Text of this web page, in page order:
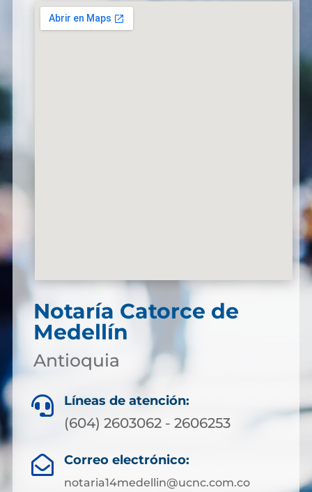
Notaría Catorce de
Medellín
Antioquia
 Líneas de atención:
(604) 2603062 - 2606253
 Correo electrónico:
notaria14medellin@ucnc.com.co